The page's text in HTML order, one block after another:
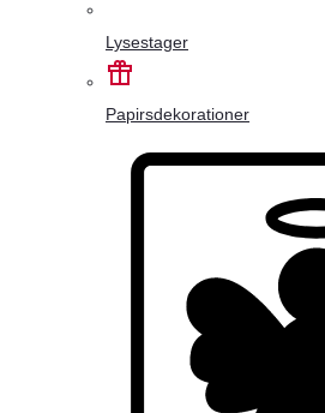
Lysestager
Papirsdekorationer